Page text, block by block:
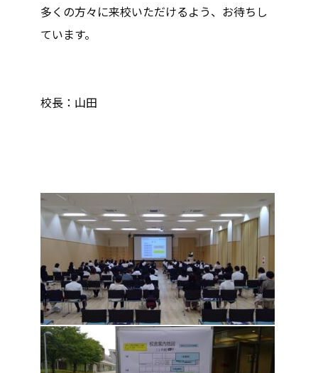
多くの方々に来校いただけるよう、お待ちし
ています。
校長：山田